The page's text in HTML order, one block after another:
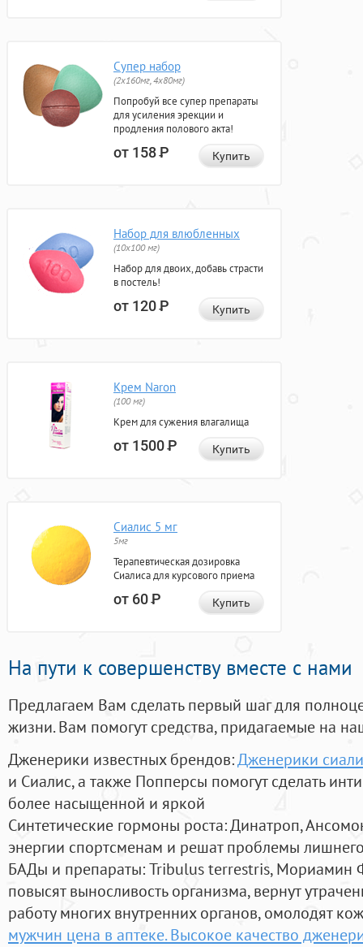
Супер набор
(2х160мг, 4х80мг)
Попробуй все супер препараты
для усиления эрекции и
продления полового акта!
от 158Р Купить
Набор для влюбленных
(10х100 мг)
Набор для двоих, добавь страсти
в постель!
от 120Р Купить
Крем Naron
(100 мг)
Крем для сужения влагалища
от 1500Р Купить
Сиалис 5 мг
5мг
Терапевтическая дозировка
Сиалиса для курсового приема
от 60Р Купить
На пути к совершенству вместе с нами
Предлагаем Вам сделать первый шаг для
жизни. Вам помогут средства, придагаемые на
Дженерики известных брендов:Дженерики
и Сиалис, а также Попперсы помогут сделать
более насыщенной и яркой
Синтетические гормоны роста: Динатроп,
энергии спортсменам и решат проблемы
БАДы и препараты:Tribulus terrestris, Мориамин
повысят выносливость организма, вернут
работу многих внутренних органов, омолодят
мужчин цена в аптеке. Высокое качество